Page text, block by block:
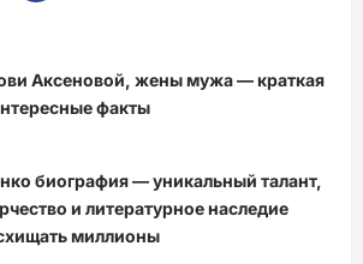
Аксеновой, жены мужа — краткая
факты
биография — уникальный талант,
и литературное наследие
миллионы